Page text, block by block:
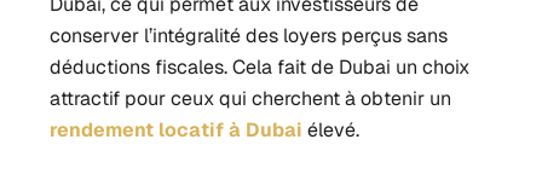
conserver l’intégralité des loyers perçus sans
déductions fiscales. Cela fait de Dubai un choix
attractif pour ceux qui cherchent à obtenir un
rendement locatif à Dubai élevé.